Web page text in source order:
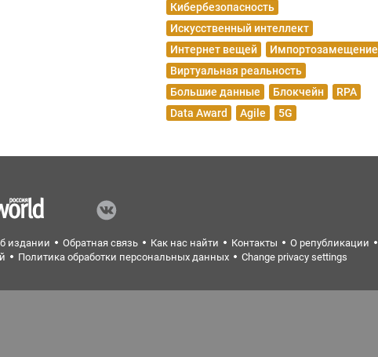
Кибербезопасность
Искусственный интеллект
Интернет вещей
Импортозамещение
Виртуальная реальность
Большие данные
Блокчейн
RPA
Data Award
Agile 5G
издании Обратная связь Как нас найти Контакты
О републикации
Политика обработки персональных данных Change privacy settings